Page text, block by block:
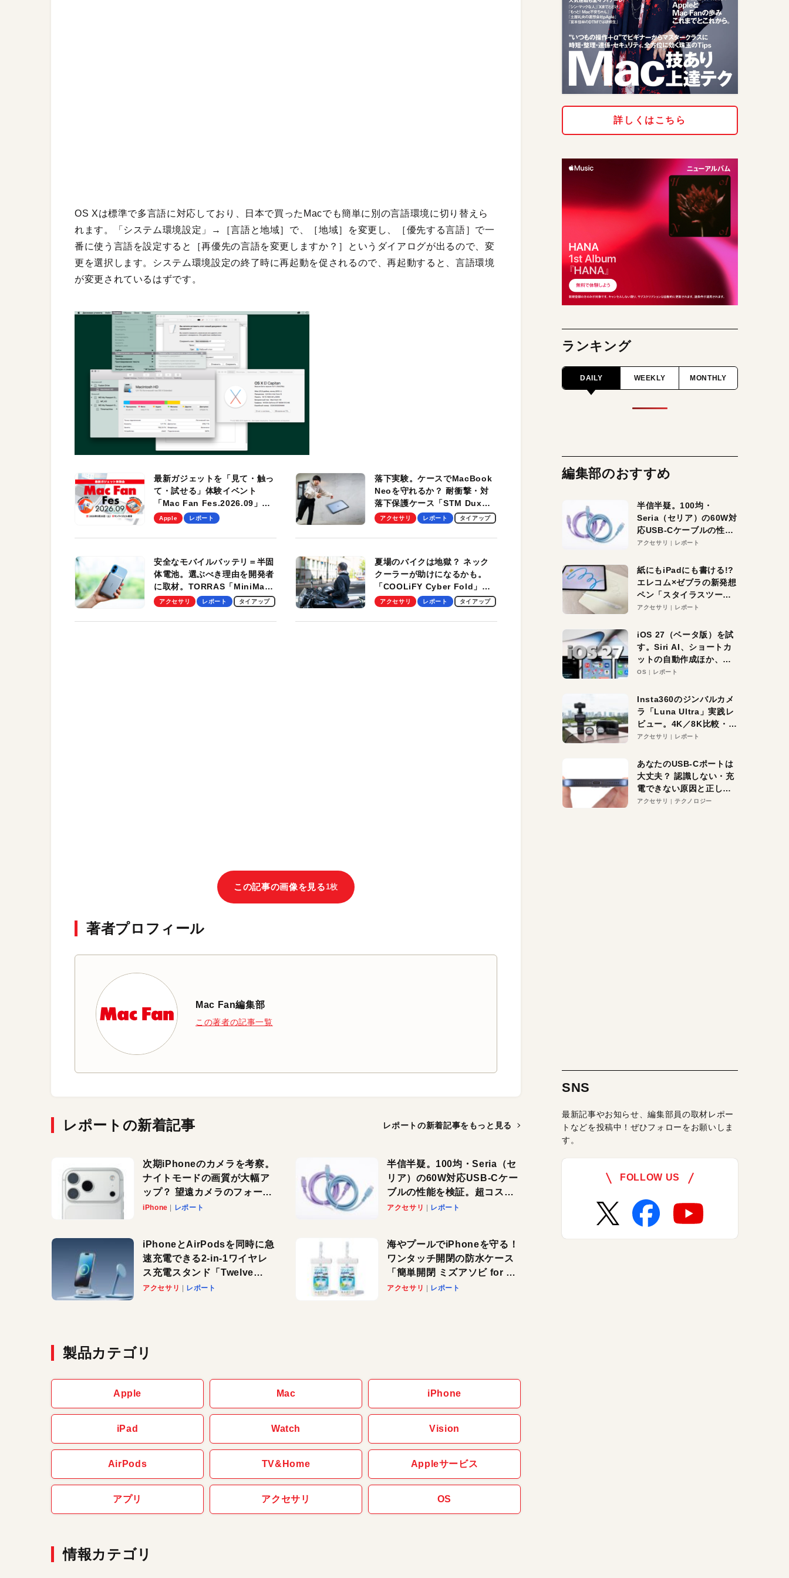
OS Xは標準で多言語に対応しており、日本で買ったMacでも簡単に別の言語環境に切り替えら
れます。「システム環境設定」→［言語と地域］で、［地域］を変更し、［優先する言語］で一
番に使う言語を設定すると［再優先の言語を変更しますか？］というダイアログが出るので、変
更を選択します。システム環境設定の終了時に再起動を促されるので、再起動すると、言語環境
が変更されているはずです。
最新ガジェットを「見て・触っ
て・試せる」体験イベント
「Mac Fan Fes.2026.09」
を、9月26日（土）に開催しま
Apple レポート
落下実験。ケースでMacBook
Neoを守れるか？ 耐衝撃・対
落下保護ケース「STM Dux
Ultra」を検証。学生、ビジネ
適！
アクセサリ レポート タイアップ
安全なモバイルバッテリ＝半固
体電池。選ぶべき理由を開発者
に取材。TORRAS「MiniMag
Pro」の実機レビューも
アクセサリ レポート タイアップ
夏場のバイクは地獄？ ネック
クーラーが助けになるかも。
「COOLiFY Cyber Fold」レ
ビュー。冷却の速さ、密着する
性がグッド！
アクセサリ レポート タイアップ
この記事の画像を見る 1枚
著者プロフィール
Mac Fan編集部
この著者の記事一覧
レポートの新着記事 レポートの新着記事をもっと見る
次期iPhoneのカメラを考察。
ナイトモードの画質が大幅ア
ップ？ 望遠カメラのフォーカ
スがさらにシャープに？
iPhone レポート
半信半疑。100均・Seria（セ
リア）の60W対応USB-Cケー
ブルの性能を検証。超コスパ
の1本を発見か？
アクセサリ レポート
iPhoneとAirPodsを同時に急
速充電できる2-in-1ワイヤレ
ス充電スタンド「Twelve
South HiRise 2 Deluxe」が
アクセサリ レポート
海やプールでiPhoneを守る！
ワンタッチ開閉の防水ケース
「簡単開閉 ミズアソビ for ス
マホ」で夏のレジャーを満喫
アクセサリ レポート
製品カテゴリ
Apple Mac iPhone
iPad Watch Vision
AirPods TV&Home Appleサービス
アプリ アクセサリ OS
情報カテゴリ
詳しくはこちら
ランキング
DAILY WEEKLY MONTHLY
編集部のおすすめ
半信半疑。100均・
Seria（セリア）の60W対
応USB-Cケーブルの性能
を検証。超コスパの1本を
アクセサリ レポート
紙にもiPadにも書ける!?
エレコム×ゼブラの新発想
ペン「スタイラスツーウ
ェイ」レビュー。持ち替
アクセサリ レポート
iOS 27（ベータ版）を試
す。Siri AI、ショートカ
ットの自動作成ほか、期
待大の便利機能5選。
る未来はすぐそこ！
OS レポート
Insta360のジンバルカメ
ラ「Luna Ultra」実践レ
ビュー。4K／8K比較・ズ
ーム・夜間撮影をチェッ
アクセサリ レポート
あなたのUSB-Cポートは
大丈夫？ 認識しない・充
電できない原因と正しい
対策
アクセサリ テクノロジー
SNS
最新記事やお知らせ、編集部員の取材レポー
トなどを投稿中！ぜひフォローをお願いしま
す。
FOLLOW US